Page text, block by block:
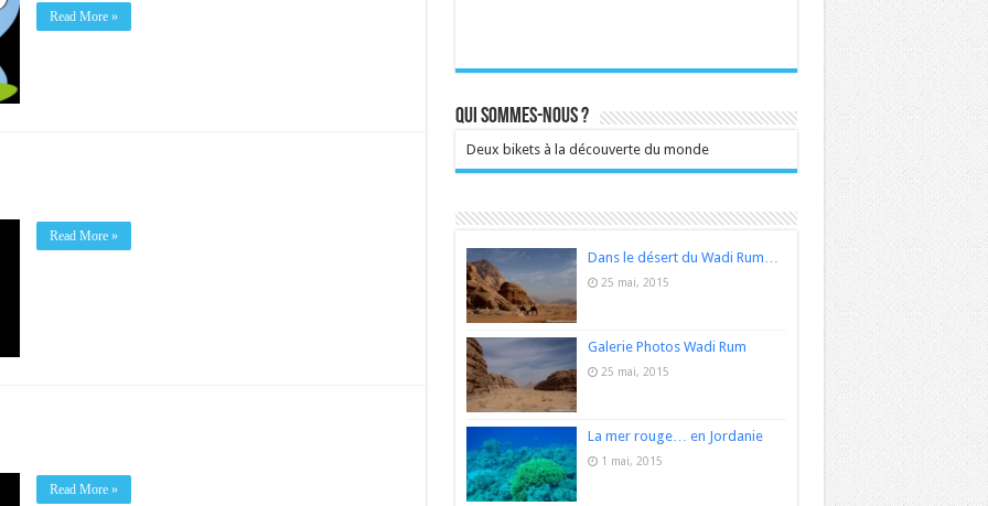
Read More »
Read More »
Read More »
Qui sommes-nous ?
Deux bikets à la découverte du monde
Dans le désert du Wadi Rum…
25 mai, 2015
Galerie Photos Wadi Rum
25 mai, 2015
La mer rouge… en Jordanie
1 mai, 2015